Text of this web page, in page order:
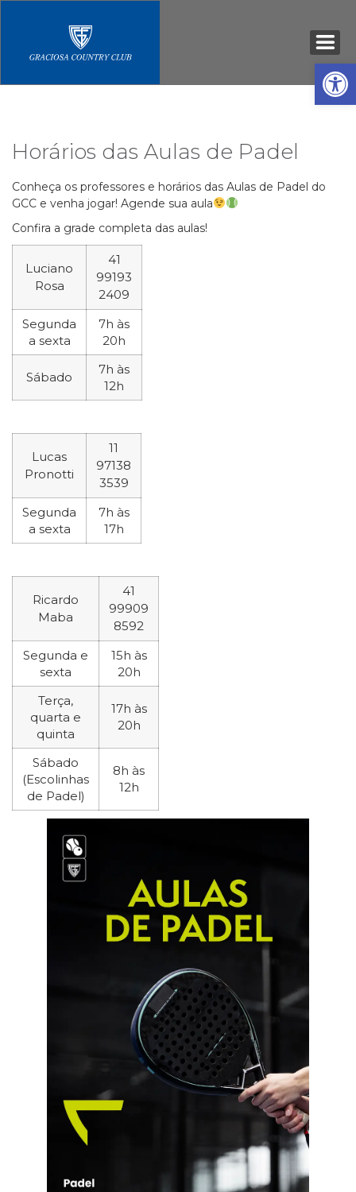
Horários das Aulas de Padel
Conheça os professores e horários das Aulas de Padel do
GCC e venha jogar! Agende sua aula
Confira a grade completa das aulas!
Luciano
Rosa
41
99193
2409
Segunda
a sexta
7h às
20h
Sábado
7h às
12h
Lucas
Pronotti
11
97138
3539
Segunda
a sexta
7h às
17h
Ricardo
Maba
41
99909
8592
Segunda e
sexta
15h às
20h
Terça,
quarta e
quinta
17h às
20h
Sábado
(Escolinhas
de Padel)
8h às
12h